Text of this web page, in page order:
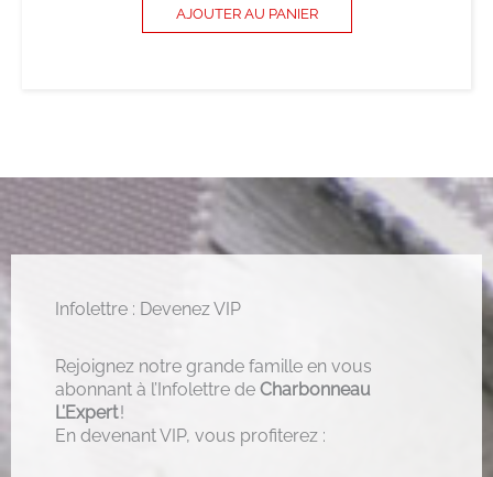
AJOUTER AU PANIER
Infolettre : Devenez VIP
Rejoignez notre grande famille en vous
abonnant à l’Infolettre de Charbonneau
L’Expert!
En devenant VIP, vous profiterez :